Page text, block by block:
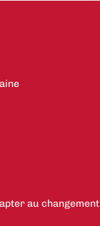
au changement